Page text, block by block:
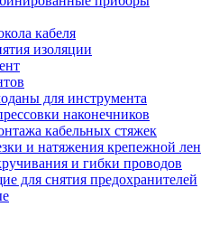
кабеля
изоляции
для инструмента
наконечников
кабельных стяжек
и натяжения крепежной
и гибки проводов
для снятия предохранителей